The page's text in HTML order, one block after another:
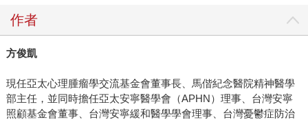
作者
方俊凱
現任亞太心理腫瘤學交流基金會董事長、馬偕紀念醫院精神醫學
部主任，並同時擔任亞太安寧醫學會（APHN）理事、台灣安寧
照顧基金會董事、台灣安寧緩和醫學學會理事、台灣憂鬱症防治